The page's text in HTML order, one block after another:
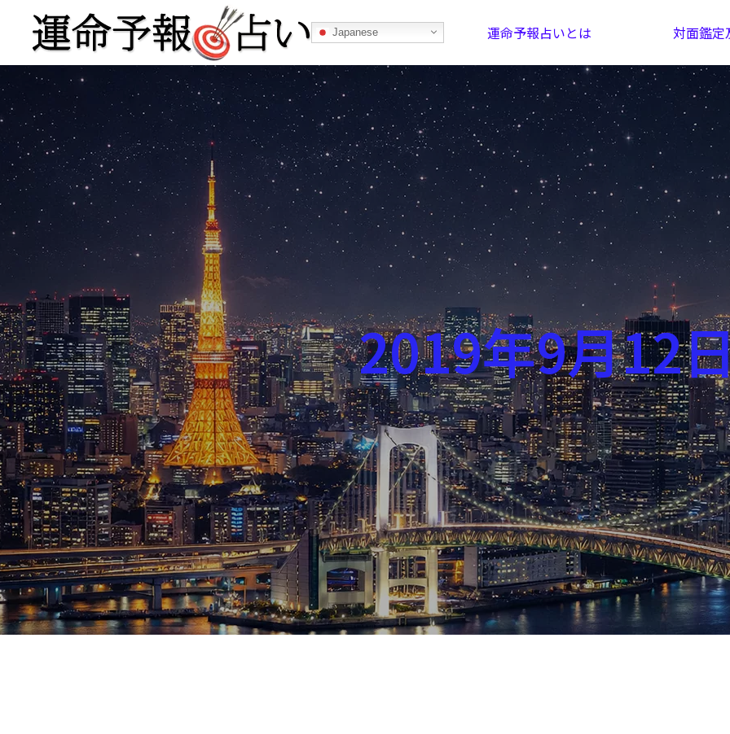
Japanese 運命予報占いとは 対面鑑定
運命予報占い
運命予報占いとは あなたの所属部屋を探そう！ 最恐の相性占い
記事カテゴリー
ブログ お知らせ 芸能界
スポーツ 競馬 社会
テニス四大大会・五輪
テニス四大大会・五輪
2019年9月12